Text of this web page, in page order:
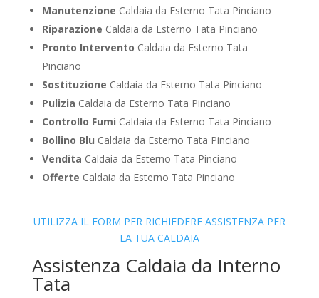
Manutenzione Caldaia da Esterno Tata Pinciano
Riparazione Caldaia da Esterno Tata Pinciano
Pronto Intervento Caldaia da Esterno Tata
Pinciano
Sostituzione Caldaia da Esterno Tata Pinciano
Pulizia Caldaia da Esterno Tata Pinciano
Controllo Fumi Caldaia da Esterno Tata Pinciano
Bollino Blu Caldaia da Esterno Tata Pinciano
Vendita Caldaia da Esterno Tata Pinciano
Offerte Caldaia da Esterno Tata Pinciano
UTILIZZA IL FORM PER RICHIEDERE ASSISTENZA PER
LA TUA CALDAIA
Assistenza Caldaia da Interno
Tata